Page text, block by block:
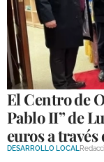
GALERÍAS
El Centro de
Pablo II” de
euros a
DESARROLLO LOCAL